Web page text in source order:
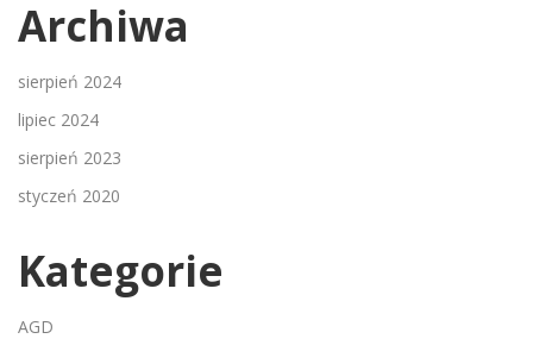
Archiwa
sierpień 2024
lipiec 2024
sierpień 2023
styczeń 2020
Kategorie
AGD